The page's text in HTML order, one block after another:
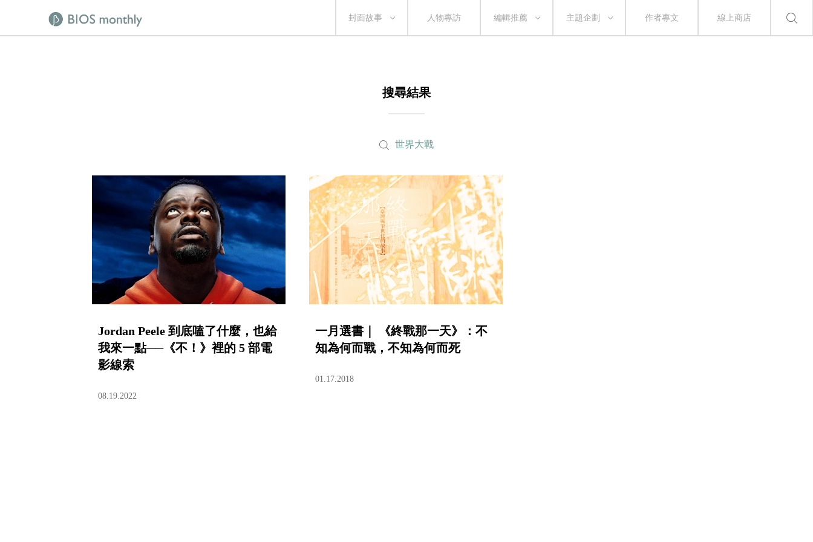
封面故事 人物專訪 編輯推薦 主題企劃 作者專文 線上商店
搜尋結果
世界大戰
Jordan Peele 到底嗑了什麼，也給
我來一點──《不！》裡的 5 部電
影線索
08.19.2022
一月選書｜ 《終戰那一天》：不
知為何而戰，不知為何而死
01.17.2018